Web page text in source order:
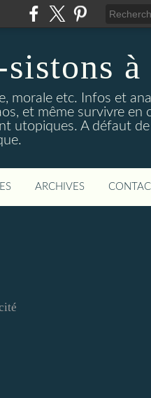
à
morale etc. Infos et
et même survivre en
utopiques. A défaut
ARCHIVES